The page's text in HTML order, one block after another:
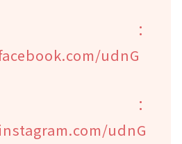
：
udnG
：
udnG